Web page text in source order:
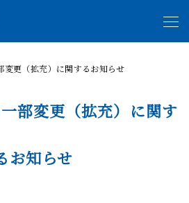
変更（拡充）に関するお知らせ
部変更（拡充）に関す
お知らせ